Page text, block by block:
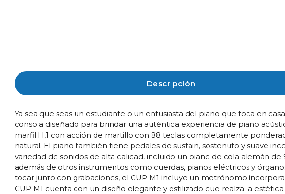
Descripción
Ya sea que seas un estudiante o un entusiasta del piano que toca en
consola diseñado para brindar una auténtica experiencia de piano
marfil H,1 con acción de martillo con 88 teclas completamente
natural. El piano también tiene pedales de sustain, sostenuto y suave
variedad de sonidos de alta calidad, incluido un piano de cola alemán
además de otros instrumentos como cuerdas, pianos eléctricos y
tocar junto con grabaciones, el CUP M1 incluye un metrónomo
CUP M1 cuenta con un diseño elegante y estilizado que realza la